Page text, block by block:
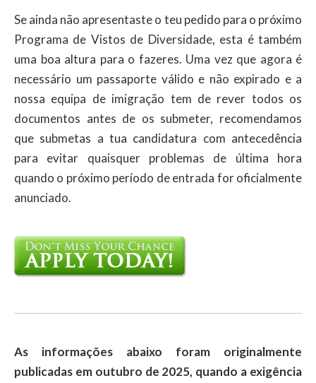
Se ainda não apresentaste o teu pedido para o próximo
Programa de Vistos de Diversidade, esta é também
uma boa altura para o fazeres. Uma vez que agora é
necessário um passaporte válido e não expirado e a
nossa equipa de imigração tem de rever todos os
documentos antes de os submeter, recomendamos
que submetas a tua candidatura com antecedência
para evitar quaisquer problemas de última hora
quando o próximo período de entrada for oficialmente
anunciado.
As informações abaixo foram originalmente
publicadas em outubro de 2025, quando a exigência